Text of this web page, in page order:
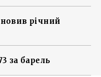
річний
за барель